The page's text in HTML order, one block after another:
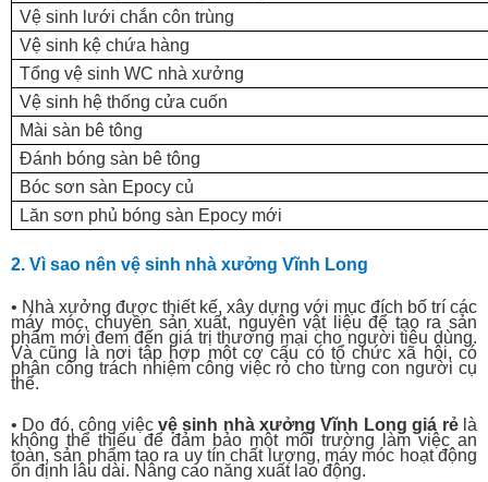
Vệ sinh lưới chắn côn trùng
Vệ sinh kệ chứa hàng
Tổng vệ sinh WC nhà xưởng
Vệ sinh hệ thống cửa cuốn
Mài sàn bê tông
Đánh bóng sàn bê tông
Bóc sơn sàn Epocy củ
Lăn sơn phủ bóng sàn Epocy mới
2. Vì sao nên vệ sinh nhà xưởng Vĩnh Long
• Nhà xưởng được thiết kế, xây dựng với mục đích bố trí các
máy móc, chuyền sản xuất, nguyên vật liệu để tạo ra sản
phẩm mới đem đến giá trị thương mại cho người tiêu dùng.
Và cũng là nơi tập hợp một cơ cấu có tổ chức xã hội, có
phân công trách nhiệm công việc rỏ cho từng con người cụ
thể.
• Do đó, công việcvệ sinh nhà xưởngVĩnh Long giá rẻlà
không thể thiếu để đảm bảo một môi trường làm việc an
toàn, sản phẩm tạo ra uy tín chất lượng, máy móc hoạt động
ổn định lâu dài. Nâng cao năng xuất lao động.